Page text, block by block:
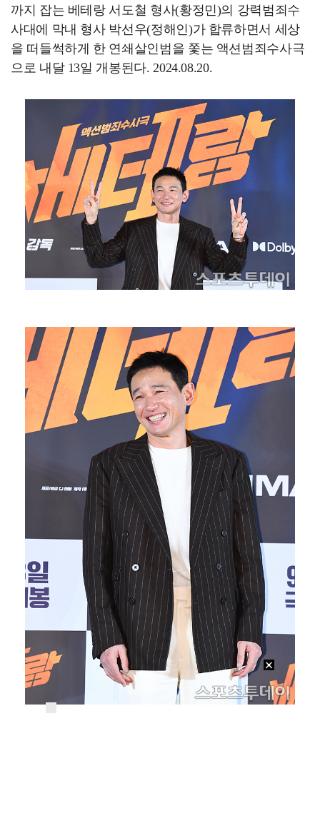
까지 잡는 베테랑 서도철 형사(황정민)의 강력범죄수
사대에 막내 형사 박선우(정해인)가 합류하면서 세상
을 떠들썩하게 한 연쇄살인범을 쫓는 액션범죄수사극
으로 내달 13일 개봉된다. 2024.08.20.